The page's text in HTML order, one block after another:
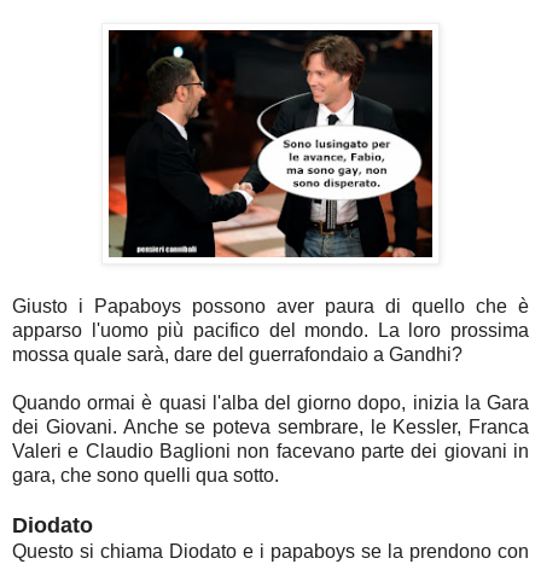
Giusto i Papaboys possono aver paura di quello che è
apparso l'uomo più pacifico del mondo. La loro prossima
mossa quale sarà, dare del guerrafondaio a Gandhi?
Quando ormai è quasi l'alba del giorno dopo, inizia la Gara
dei Giovani. Anche se poteva sembrare, le Kessler, Franca
Valeri e Claudio Baglioni non facevano parte dei giovani in
gara, che sono quelli qua sotto.
Diodato
Questo si chiama Diodato e i papaboys se la prendono con